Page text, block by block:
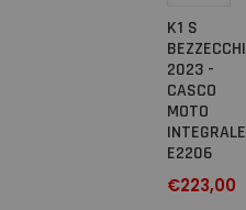
K1 S
BEZZECCHI
2023 -
CASCO
MOTO
INTEGRALE
E2206
€223,00